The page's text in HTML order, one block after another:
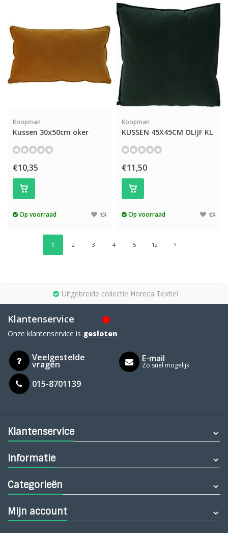
Koopman
Kussen 30x50cm oker
€10,35
Op voorraad
Koopman
KUSSEN 45X45CM OLIJF KL
€11,50
Op voorraad
1 2 3 4 5 12
Uitgebreide collectie Horeca Textiel
Klantenservice
Onze klantenservice is gesloten
Veelgestelde
vragen
015-8701139
E-mail
Zo snel mogelijk
Klantenservice
Informatie
Categorieën
Mijn account